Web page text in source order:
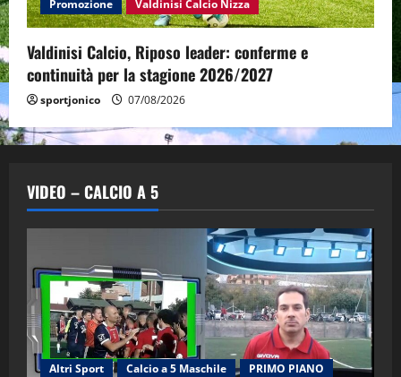
Promozione Valdinisi Calcio Nizza
Valdinisi Calcio, Riposo leader: conferme e
continuità per la stagione 2026/2027
sportjonico 07/08/2026
VIDEO – CALCIO A 5
Altri Sport Calcio a 5 Maschile
PRIMO PIANO